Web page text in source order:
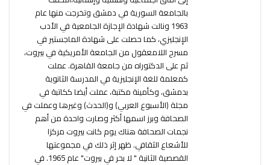
بالجامعة السورية في دمشق وتخرجت منها عام
1963 ونالت شهادة الإجازة الجامعية في الأدب
الإنجليزي، كما حصلت على شهادة الماجستير في
مسرح اللامعقول من الجامعة الأمريكية في بيروت،
ثم على الدكتوراه من جامعة القاهرة. عملت
كمعلمة للغة الإنجليزية في المدرسة الثانوية
بدمشق، وكأمينة مكتبة، عملت أيضا ككاتبة في
مجلة (الأسبوع العربي) و(الحدث) وغيرها وعملت في
الصحافة وبرز اسمها أكثر وصارت واحدة من أهم
نجمات الصحافة هناك يوم كانت بيروت مركزا
للأشعاع الثقافي. ظهر إثر ذلك في مجموعتها
القصصية الثانية " لا بحر في بيروت" عام 1965. في